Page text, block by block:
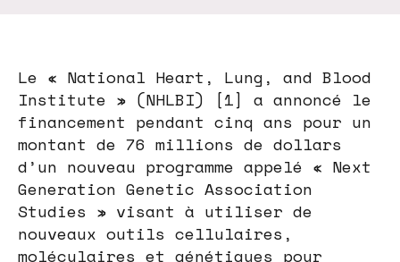
Le « National Heart, Lung, and Blood
Institute » (NHLBI) [1] a annoncé le
financement pendant cinq ans pour un
montant de 76 millions de dollars
d’un nouveau programme appelé « Next
Generation Genetic Association
Studies » visant à utiliser de
nouveaux outils cellulaires,
moléculaires et génétiques pour